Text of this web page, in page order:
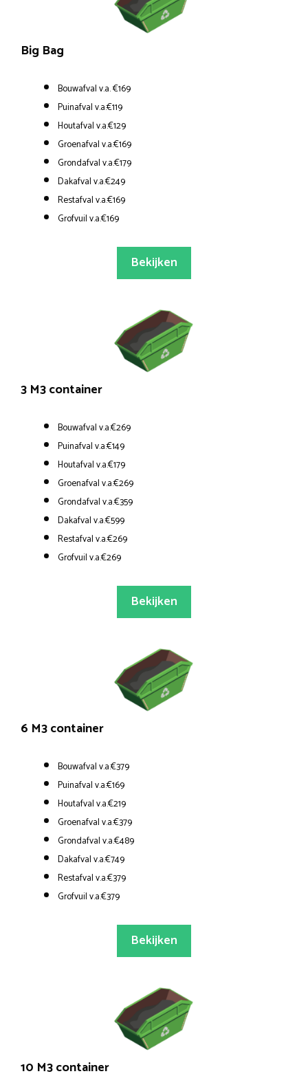
Big Bag
Bouwafval v.a. €169
Puinafval v.a.€119
Houtafval v.a.€129
Groenafval v.a.€169
Grondafval v.a.€179
Dakafval v.a.€249
Restafval v.a.€169
Grofvuil v.a.€169
Bekijken
3 M3 container
Bouwafval v.a.€269
Puinafval v.a.€149
Houtafval v.a.€179
Groenafval v.a.€269
Grondafval v.a.€359
Dakafval v.a.€599
Restafval v.a.€269
Grofvuil v.a.€269
Bekijken
6 M3 container
Bouwafval v.a.€379
Puinafval v.a.€169
Houtafval v.a.€219
Groenafval v.a.€379
Grondafval v.a.€489
Dakafval v.a.€749
Restafval v.a.€379
Grofvuil v.a.€379
Bekijken
10 M3 container